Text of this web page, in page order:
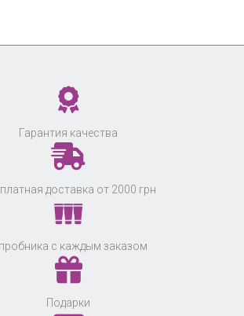
Гарантия качества
доставка от 2000 грн
с каждым заказом
Подарки